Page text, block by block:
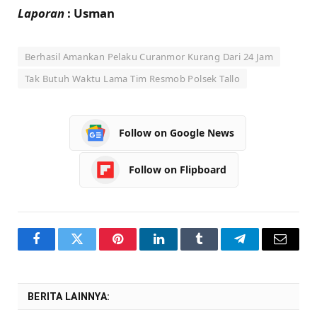
Laporan : Usman
Berhasil Amankan Pelaku Curanmor Kurang Dari 24 Jam
Tak Butuh Waktu Lama Tim Resmob Polsek Tallo
Follow on Google News
Follow on Flipboard
FacebookTwitter PinterestLinkedInTumblr TelegramEmail
BERITA LAINNYA: